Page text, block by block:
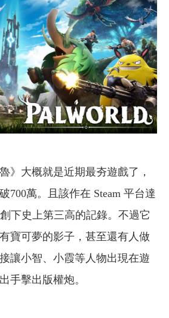
》大概就是近期最夯遊戲了，
700萬。且該作在 Steam 平台達
下史上第三高的記錄。不過它
寶可夢的影子，甚至還有人做
讓小智、小霞等人物出現在遊
手擊出版權炮。